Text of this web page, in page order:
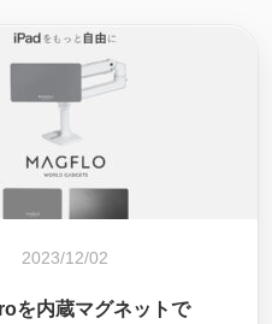
2023/12/02
を内蔵マグネットで